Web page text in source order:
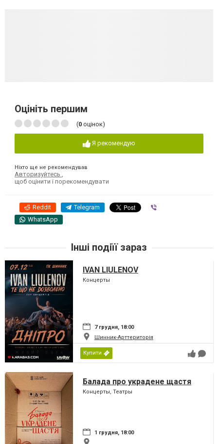
Оцініть першим
(0 оцінок)
Я рекомендую
Ніхто ще не рекомендував
Авторизуйтесь
щоб оцінити і порекомендувати
Reddit Telegram
WhatsApp
Інші подіїї зараз
IVAN LIULENOV
Концерты
7 грудня, 18:00
Шинник-Арттериторія
Купити
Балада про украдене щастя
Концерты, Театры
1 грудня, 18:00